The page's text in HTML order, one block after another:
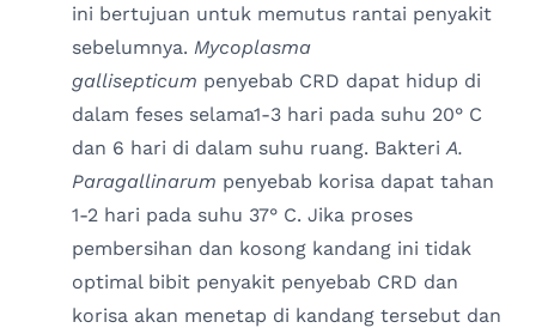
ini bertujuan untuk memutus rantai penyakit
sebelumnya. Mycoplasma
gallisepticum penyebab CRD dapat hidup di
dalam feses selama1-3 hari pada suhu 20° C
dan 6 hari di dalam suhu ruang. Bakteri A.
Paragallinarum penyebab korisa dapat tahan
1-2 hari pada suhu 37° C. Jika proses
pembersihan dan kosong kandang ini tidak
optimal bibit penyakit penyebab CRD dan
korisa akan menetap di kandang tersebut dan